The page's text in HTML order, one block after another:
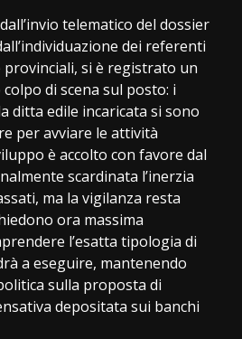
telematico del dossier
dei referenti
si è registrato un
di scena sul posto: i
ditta edile incaricata si sono
per avviare le attività
è accolto con favore dal
scardinata l’inerzia
ma la vigilanza resta
ora massima
l’esatta tipologia di
a eseguire, mantenendo
sulla proposta di
depositata sui banchi